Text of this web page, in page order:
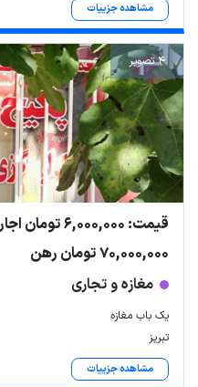
مشاهده جزییات
4 تصویر
قیمت: 6,000,000 تومان اجاره
70,000,000 تومان رهن
مغازه و تجاری
یک باب مغازه
تبریز
مشاهده جزییات